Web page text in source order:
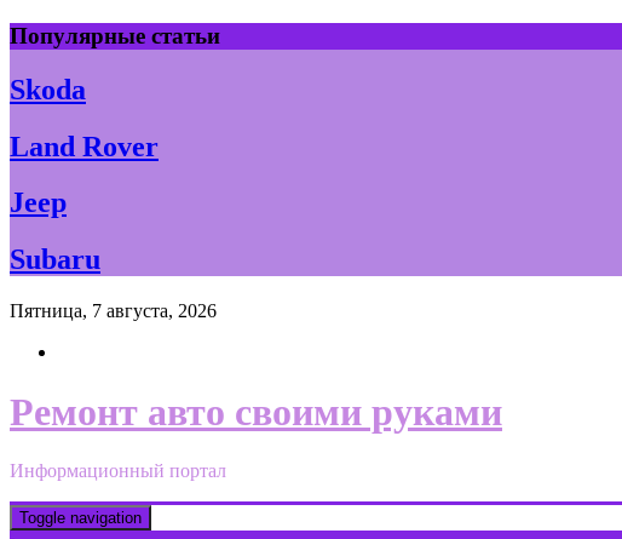
Skip
to
content
Популярные статьи
Skoda
Land Rover
Jeep
Subaru
Пятница, 7 августа, 2026
Ремонт авто своими руками
Информационный портал
Toggle navigation